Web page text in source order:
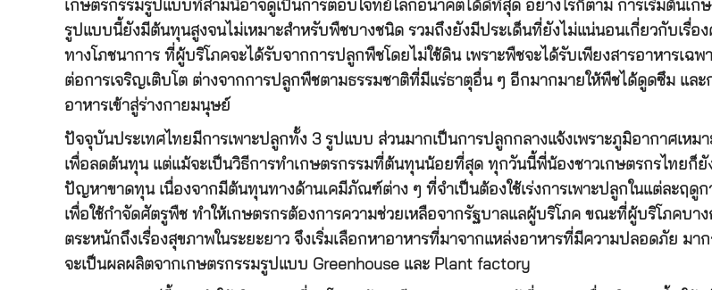
เกษตรกรรมรูปแบบที่สามนี้อาจดูเป็นการตอบโจทย์โลกอนาคตได้ดีที่สุด อย่างไรก็ตาม การเริ่มต้นเก
รูปแบบนี้ยังมีต้นทุนสูงจนไม่เหมาะสำหรับพืชบางชนิด รวมถึงยังมีประเด็นที่ยังไม่แน่นอนเกี่ยวกับเรื่อ
ทางโภชนาการ ที่ผู้บริโภคจะได้รับจากการปลูกพืชโดยไม่ใช้ดิน เพราะพืชจะได้รับเพียงสารอาหารเฉพ
ต่อการเจริญเติบโต ต่างจากการปลูกพืชตามธรรมชาติที่มีแร่ธาตุอื่น ๆ อีกมากมายให้พืชได้ดูดซึม และ
อาหารเข้าสู่ร่างกายมนุษย์
ปัจจุบันประเทศไทยมีการเพาะปลูกทั้ง 3 รูปแบบ ส่วนมากเป็นการปลูกกลางแจ้งเพราะภูมิอากาศเหม
เพื่อลดต้นทุน แต่แม้จะเป็นวิธีการทำเกษตรกรรมที่ต้นทุนน้อยที่สุด ทุกวันนี้พี่น้องชาวเกษตรกรไทยก็ยั
ปัญหาขาดทุน เนื่องจากมีต้นทุนทางด้านเคมีภัณฑ์ต่าง ๆ ที่จำเป็นต้องใช้เร่งการเพาะปลูกในแต่ละฤดูก
เพื่อใช้กำจัดศัตรูพืช ทำให้เกษตรกรต้องการความช่วยเหลือจากรัฐบาลแลผู้บริโภค ขณะที่ผู้บริโภคบาง
ตระหนักถึงเรื่องสุขภาพในระยะยาว จึงเริ่มเลือกหาอาหารที่มาจากแหล่งอาหารที่มีความปลอดภัย มาก
จะเป็นผลผลิตจากเกษตรกรรมรูปแบบ Greenhouse และ Plant factory